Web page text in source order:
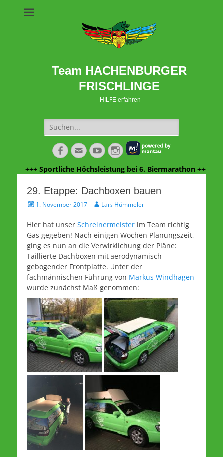
Team HACHENBURGER
FRISCHLINGE
HILFE erfahren
Suche
nach:
Facebook
E-
Mail
YouTubeInstagram
+++ Sportliche Höchsleistung bei 6. Biermarathon +++
29. Etappe: Dachboxen bauen
Veröffentlicht
1. November 2017 AutorLars Hümmeler
Hier hat unser Schreinermeister im Team richtig
Gas gegeben! Nach einigen Wochen Planungszeit,
ging es nun an die Verwirklichung der Pläne:
Taillierte Dachboxen mit aerodynamisch
gebogender Frontplatte. Unter der
fachmännischen Führung von Markus Windhagen
wurde zunächst Maß genommen: